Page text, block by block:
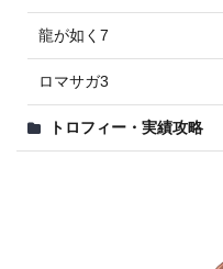
龍が如く7
ロマサガ3
トロフィー・実績攻略